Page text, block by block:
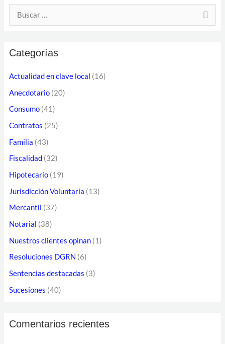
a
r
p
Categorías
Actualidad en clave local (16)
Anecdotario(20)
Consumo(41)
Contratos (25)
Familia (43)
Fiscalidad(32)
Hipotecario(19)
Jurisdicción Voluntaria (13)
Mercantil (37)
Notarial (38)
Nuestros clientes opinan(1)
Resoluciones DGRN (6)
Sentencias destacadas (3)
Sucesiones (40)
Comentarios recientes
D
e
c
i
ó
n
r
r
e
o
e
r